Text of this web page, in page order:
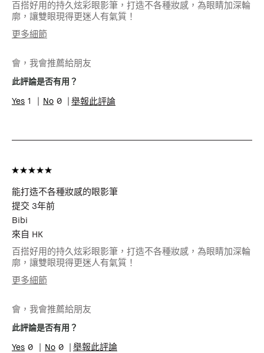
百搭好用的持久炫彩眼影筆，打造不各種妝感，為眼睛加深輪
廓，讓雙眼現得更迷人有氣質！
更多細節
肌膚類型
中性肌膚
肌膚問題
會，我會推薦給朋友
此評論是否有用？
1 0 舉報此評論
能打造不各種妝感的眼影筆
提交 3年前
Bibi
來自 HK
百搭好用的持久炫彩眼影筆，打造不各種妝感，為眼睛加深輪
廓，讓雙眼現得更迷人有氣質！
更多細節
肌膚類型
中性肌膚
肌膚問題
會，我會推薦給朋友
此評論是否有用？
0 0 舉報此評論